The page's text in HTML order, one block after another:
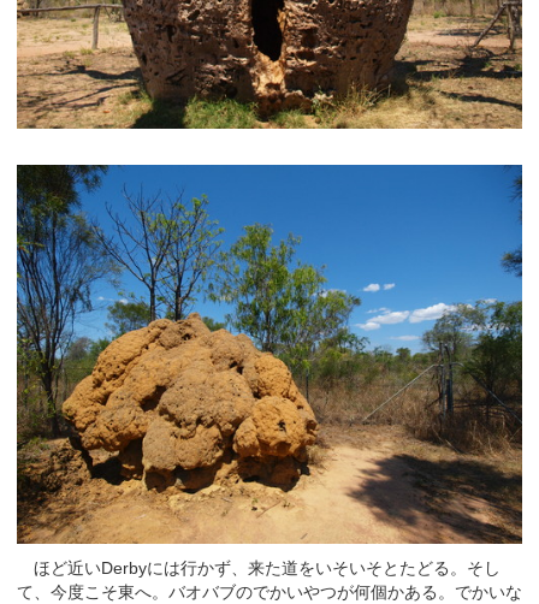
ほど近いDerbyには行かず、来た道をいそいそとたどる。そし
て、今度こそ東へ。バオバブのでかいやつが何個かある。でかいな